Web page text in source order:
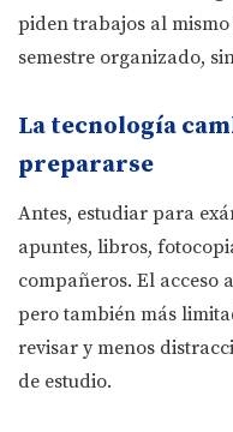
piden trabajos al
semestre organizado,
La tecnología
prepararse
Antes, estudiar para
apuntes, libros,
compañeros. El acceso
pero también más
revisar y menos
de estudio.